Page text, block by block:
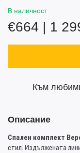
В наличност
€664 | 1
Към
Описание
Спален комплект
стил. Издължената